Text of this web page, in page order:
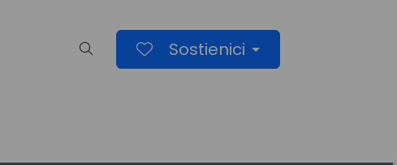
Cerca nel sito
Sostienici